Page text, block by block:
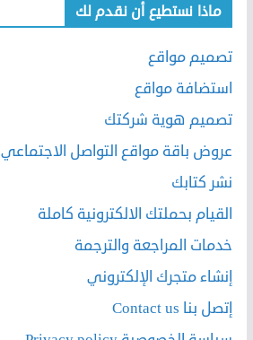
ماذا نستطيع أن نقدم لك
تصميم مواقع
استضافة مواقع
تصميم هوية شركتك
عروض باقة مواقع التواصل الاجتماعي
نشر كتابك
القيام بحملتك الالكترونية كاملة
خدمات المراجعة والترجمة
إنشاء متجرك الإلكتروني
إتصل بنا Contact us